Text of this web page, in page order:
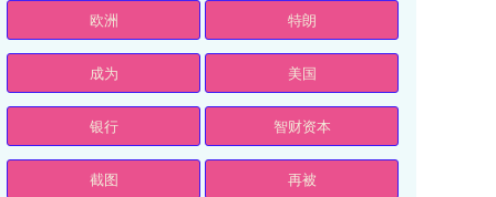
欧洲 特朗
成为 美国
银行 智财资本
截图 再被